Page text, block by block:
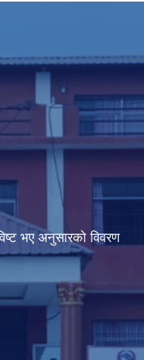
भए अनुसारको विवरण